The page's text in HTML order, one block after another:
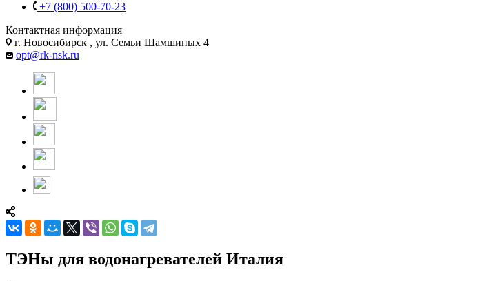
+7 (800) 500-70-23
Контактная информация
г. Новосибирск , ул. Семьи Шамшиных 4
opt@rk-nsk.ru
ТЭНы для водонагревателей Италия